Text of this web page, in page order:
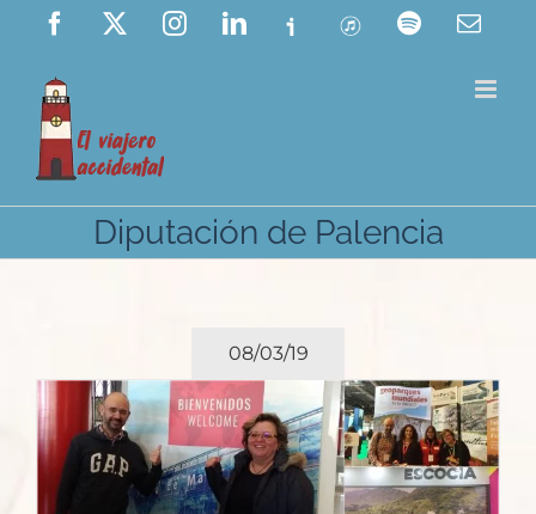
Saltar
contenido
Facebook InstagramLinkedIn
Ivoox ITunes Spotify
Diputación de Palencia
08/03/19